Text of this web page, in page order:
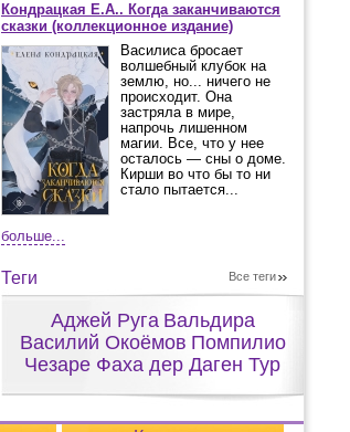
Кондрацкая Е.А.. Когда заканчиваются
сказки (коллекционное издание)
Василиса бросает
волшебный клубок на
землю, но... ничего не
происходит. Она
застряла в мире,
напрочь лишенном
магии. Все, что у нее
осталось — сны о доме.
Кирши во что бы то ни
стало пытается...
больше...
Теги Все теги
Аджей Руга Вальдира
Василий Окоёмов Помпилио
Чезаре Фаха дер Даген Тур